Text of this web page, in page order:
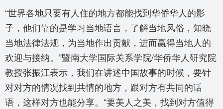
“世界各地只要有人住的地方都能找到华侨华人的影
子，他们靠的是学习当地语言，了解当地风俗，知晓
当地法律法规，为当地作出贡献，进而赢得当地人的
欢迎与接纳。”暨南大学国际关系学院/华侨华人研究院
教授张振江表示，我们在讲述中国故事的时候，要针
对对方的情况找到共情的地方，跟对方有共同的话
语，这样对方也能分享。“要美人之美，找到对方值得